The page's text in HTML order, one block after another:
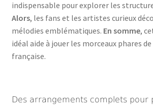
indispensable pour explorer les
Alors, les fans et les artistes curieux
mélodies emblématiques. En somme,
idéal aide à jouer les morceaux phares
française.
Des arrangements complets pour